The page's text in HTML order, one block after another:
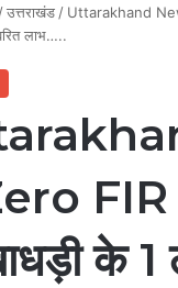
/उत्तराखंड / Uttarakhand
लाभ…..
FIR
के 1